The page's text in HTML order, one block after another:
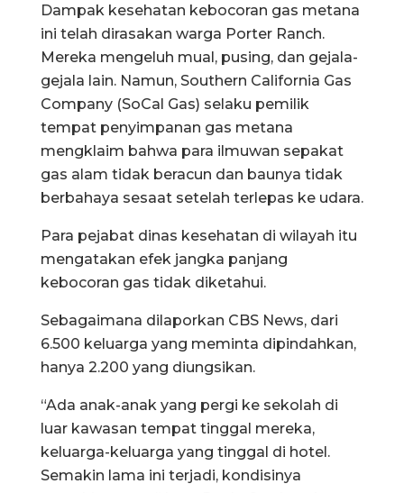
Dampak kesehatan kebocoran gas metana
ini telah dirasakan warga Porter Ranch.
Mereka mengeluh mual, pusing, dan gejala-
gejala lain. Namun, Southern California Gas
Company (SoCal Gas) selaku pemilik
tempat penyimpanan gas metana
mengklaim bahwa para ilmuwan sepakat
gas alam tidak beracun dan baunya tidak
berbahaya sesaat setelah terlepas ke udara.
Para pejabat dinas kesehatan di wilayah itu
mengatakan efek jangka panjang
kebocoran gas tidak diketahui.
Sebagaimana dilaporkan CBS News, dari
6.500 keluarga yang meminta dipindahkan,
hanya 2.200 yang diungsikan.
“Ada anak-anak yang pergi ke sekolah di
luar kawasan tempat tinggal mereka,
keluarga-keluarga yang tinggal di hotel.
Semakin lama ini terjadi, kondisinya